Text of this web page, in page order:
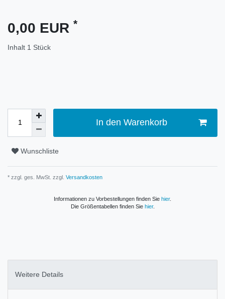
0,00 EUR *
Inhalt 1 Stück
In den Warenkorb
Wunschliste
* zzgl. ges. MwSt. zzgl. Versandkosten
Informationen zu Vorbestellungen finden Sie hier.
Die Größentabellen finden Sie hier.
Weitere Details